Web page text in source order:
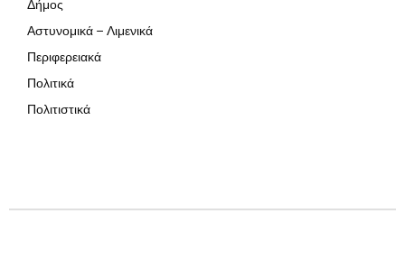
Δήμος
Αστυνομικά – Λιμενικά
Περιφερειακά
Πολιτικά
Πολιτιστικά